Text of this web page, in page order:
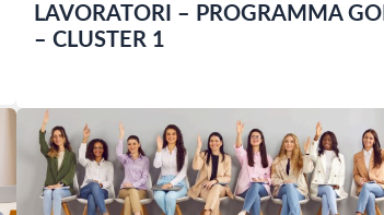
LAVORATORI – PROGRAMMA
– CLUSTER 1